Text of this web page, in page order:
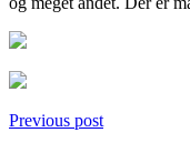
Previous post